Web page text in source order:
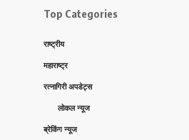
Top Categories
राष्ट्रीय
महाराष्ट्र
रत्नागिरी अपडेट्स
लोकल न्यूज
ब्रेकिंग न्यूज